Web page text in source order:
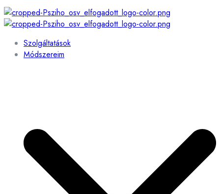
Szolgáltatások
Módszereim